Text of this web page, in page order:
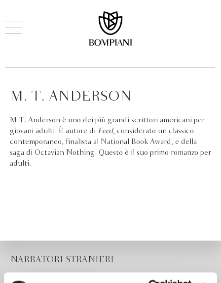
M. T. ANDERSON
M.T. Anderson è uno dei più grandi scrittori americani per
giovani adulti. È autore di Feed, considerato un classico
contemporaneo, finalista al National Book Award, e della
saga di Octavian Nothing. Questo è il suo primo romanzo per
adulti.
NARRATORI STRANIERI